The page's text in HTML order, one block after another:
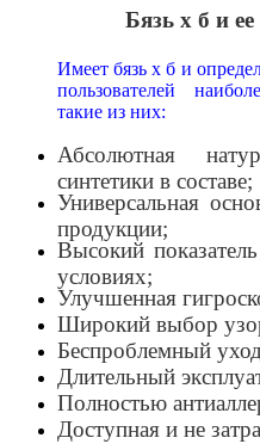
Бязь х б и
Имеет бязь х б и
пользователей
такие из них:
Абсолютная
синтетики в составе;
Универсальная
продукции;
Высокий
условиях;
Улучшенная
Широкий выбор
Беспроблемный
Длительный
Полностью
Доступная и не